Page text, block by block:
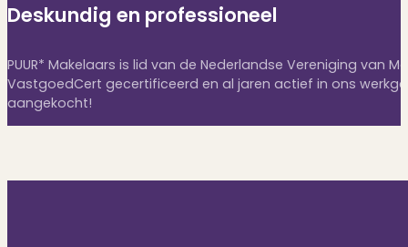
Deskundig en professioneel
PUUR* Makelaars is lid van de Nederlandse Vereniging
VastgoedCert gecertificeerd en al jaren actief in ons
aangekocht!